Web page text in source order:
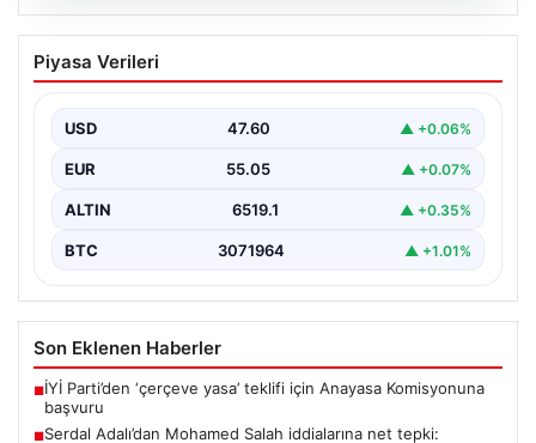
05.08.2026
Serdal Adalı’dan Mohamed Salah
iddialarına net tepki: Beşiktaş olarak
Beşiktaş Kulübü Başkanı Serdal Adalı, Mohamed
yer alan…
Piyasa Verileri
USD 47.60 ▲ +0.06%
EUR 55.05 ▲ +0.07%
ALTIN 6519.1 ▲ +0.35%
BTC 3071964 ▲ +1.01%
Son Eklenen Haberler
■İYİ Parti’den ‘çerçeve yasa’ teklifi için Anayasa Komisyonuna
başvuru
■Serdal Adalı’dan Mohamed Salah iddialarına net tepki: